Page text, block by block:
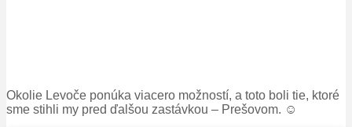
Okolie Levoče ponúka viacero možností, a toto boli tie, ktoré
sme stihli my pred ďalšou zastávkou – Prešovom. ☺